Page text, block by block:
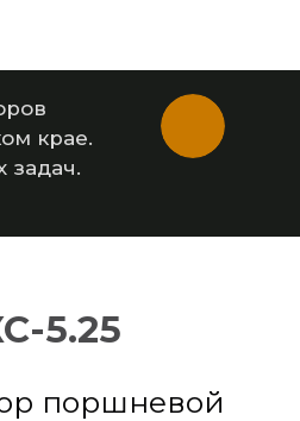
крае.
задач.
5.25
поршневой